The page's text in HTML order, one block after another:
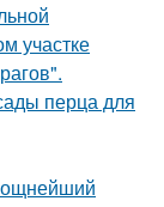
участке
перца для